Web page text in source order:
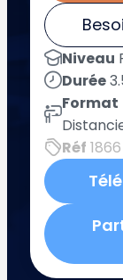
Niveau
Durée
Format
Réf 1866